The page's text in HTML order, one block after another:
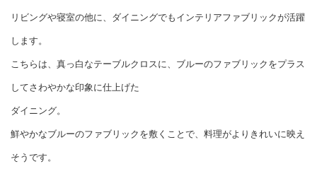
リビングや寝室の他に、ダイニングでもインテリアファブリックが活躍
します。
こちらは、真っ白なテーブルクロスに、ブルーのファブリックをプラス
してさわやかな印象に仕上げた
ダイニング。
鮮やかなブルーのファブリックを敷くことで、料理がよりきれいに映え
そうです。